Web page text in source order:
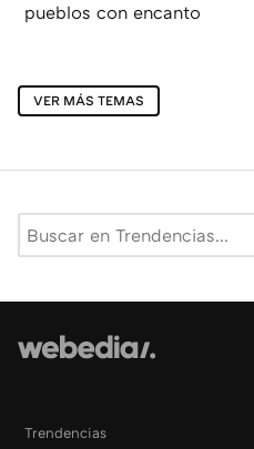
pueblos con encanto
VER MÁS TEMAS
Trendencias